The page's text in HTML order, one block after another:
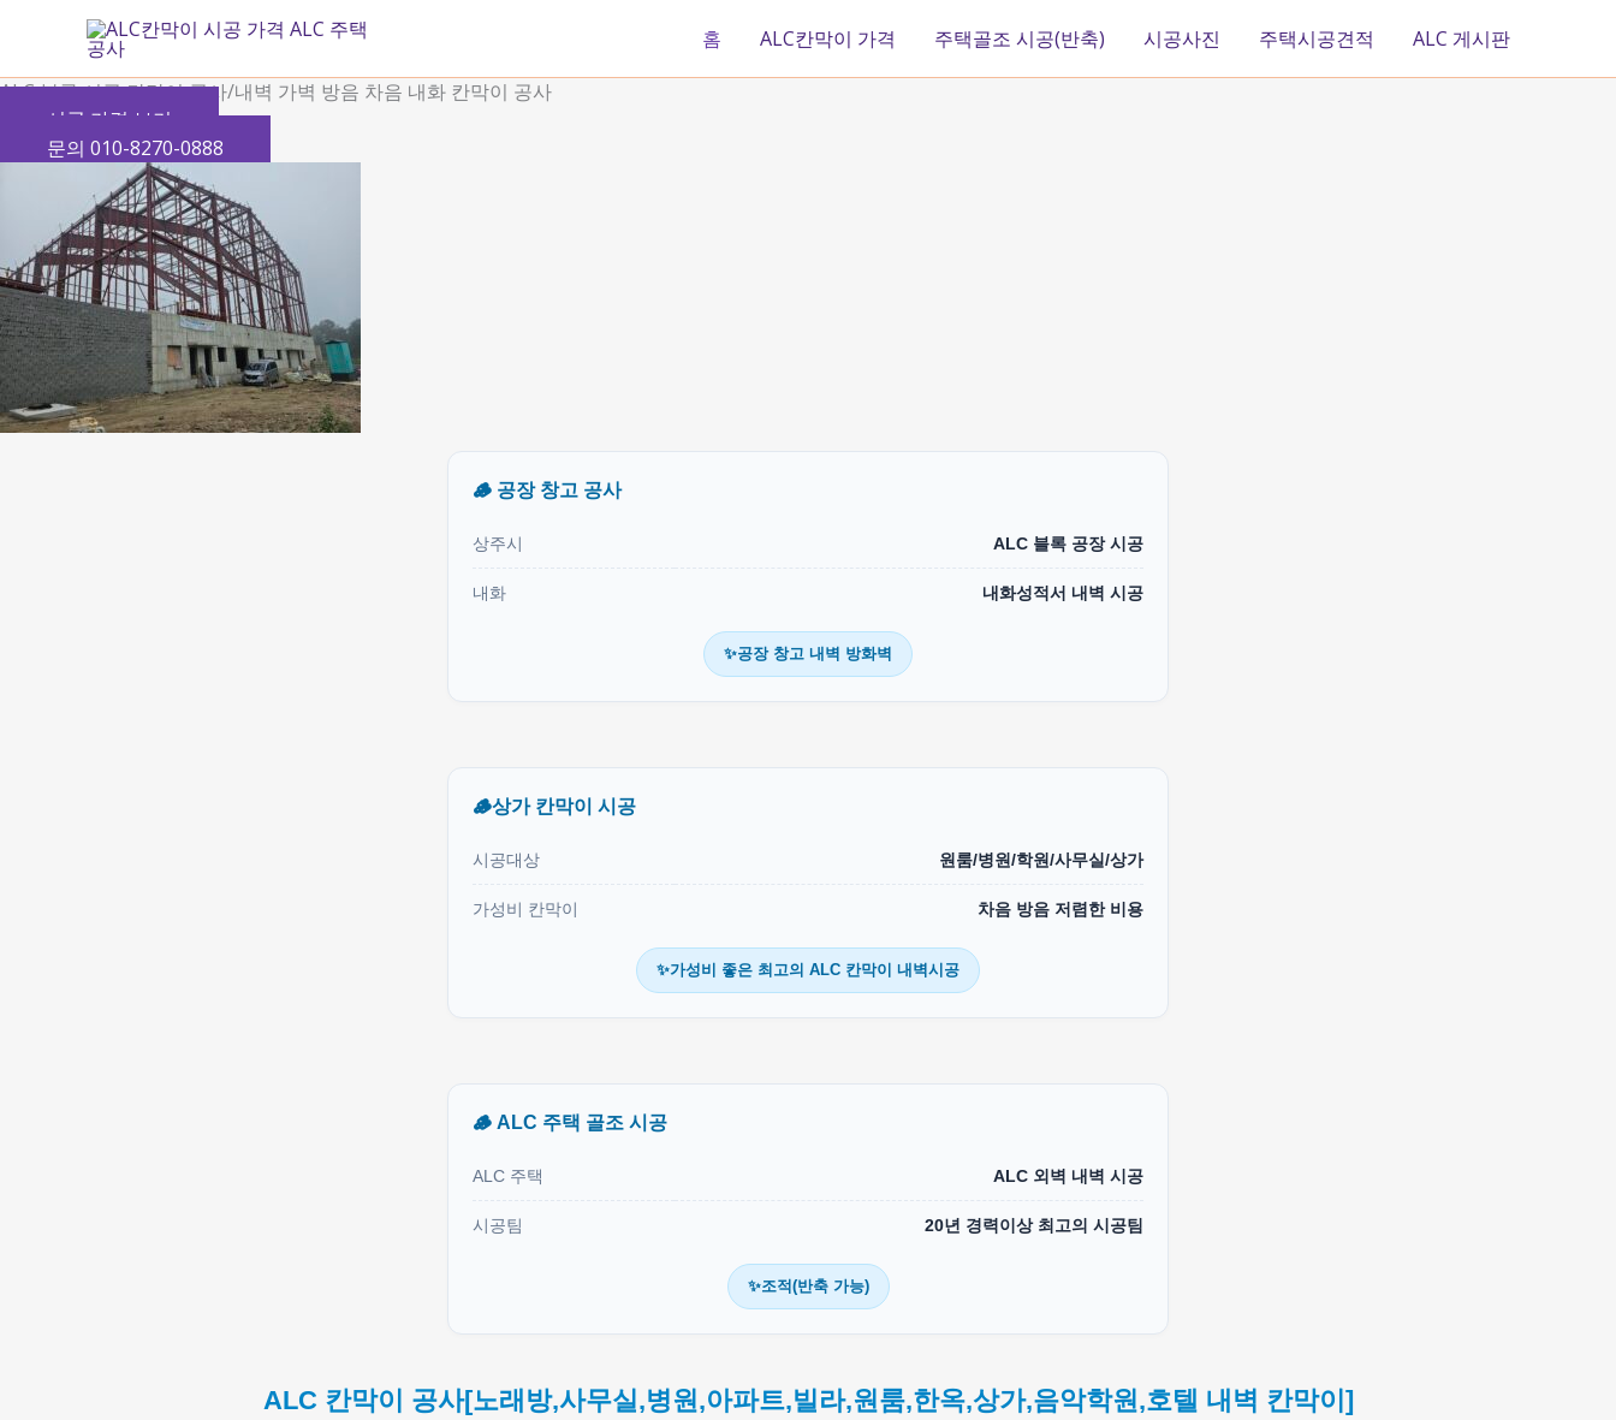
츠
너
홈 ALC칸막이 가격 주택골조 시공(반축) 시공사진 주택시공견적
ALC 게시판
ALC 블록 시공 칸막이 공사/내벽 가벽 방음 차음 내화 칸막이 공사
시공 가격 보기
문의 010-8270-0888
🪵 공장 창고 공사
상주시 ALC 블록 공장 시공
내화 내화성적서 내벽 시공
✨공장 창고 내벽 방화벽
🪵상가 칸막이 시공
시공대상 원룸/병원/학원/사무실/상가
가성비 칸막이 차음 방음 저렴한 비용
✨가성비 좋은 최고의 ALC 칸막이 내벽시공
🪵 ALC 주택 골조 시공
ALC 주택 ALC 외벽 내벽 시공
시공팀 20년 경력이상 최고의 시공팀
✨조적(반축 가능)
ALC 칸막이 공사[노래방,사무실,병원,아파트,빌라,원룸,한옥,상가,음악학원,호텔 내벽 칸막이]